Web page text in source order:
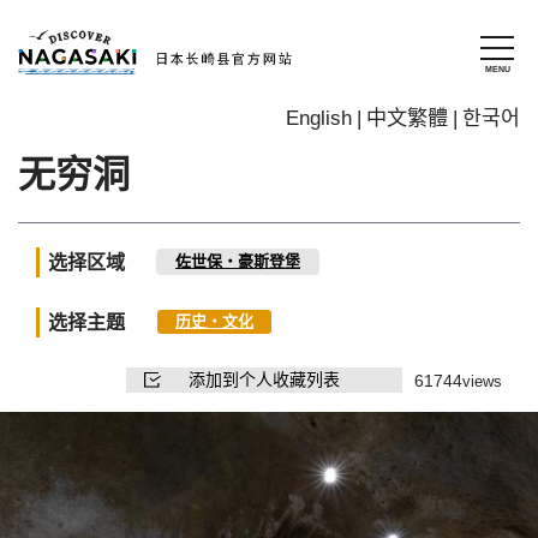
English 中文繁體 한국어
无穷洞
选择区域 佐世保・豪斯登堡
选择主题 历史・文化
添加到个人收藏列表 61744views